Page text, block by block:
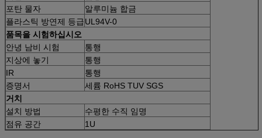
포탄 물자
알루미늄 합금
플라스틱 방연제 등급UL94V-0
품목을 시험하십시오
안녕 남비 시험
통행
지상에 놓기
통행
IR
통행
증명서
세륨 RoHS TUV SGS
거치
설치 방법
수평한 수직 임명
점유 공간
1U